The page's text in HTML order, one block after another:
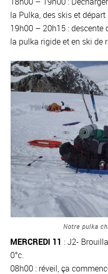
la Pulka, des skis et
19h00 – 20h15 : descente
la pulka rigide et en ski de
Notre pulka
MERCREDI 11 : J2-
0°c.
08h00 : réveil, ça